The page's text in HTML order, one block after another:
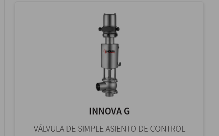
INNOVA G
VÁLVULA DE SIMPLE ASIENTO DE CONTROL